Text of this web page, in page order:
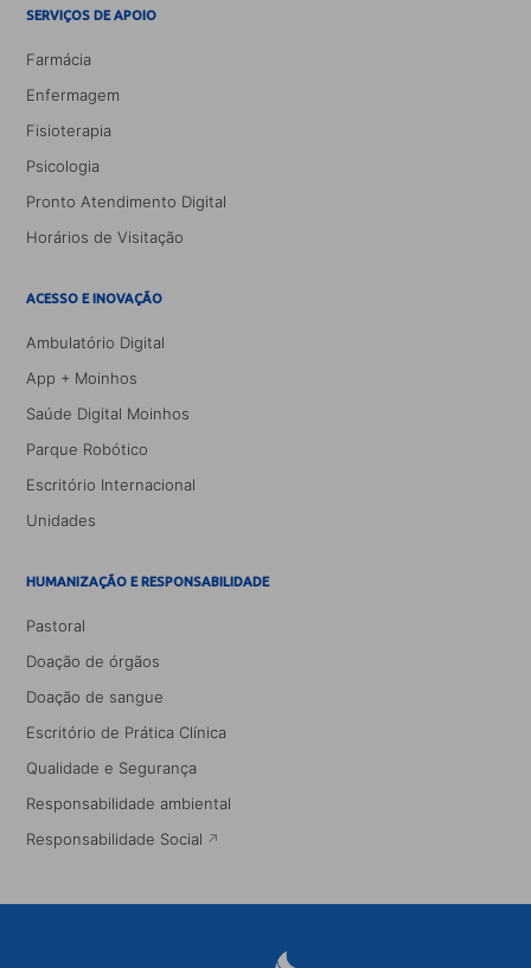
SERVIÇOS DE APOIO
Farmácia
Enfermagem
Fisioterapia
Psicologia
Pronto Atendimento Digital
Horários de Visitação
ACESSO E INOVAÇÃO
Ambulatório Digital
App + Moinhos
Saúde Digital Moinhos
Parque Robótico
Escritório Internacional
Unidades
HUMANIZAÇÃO E RESPONSABILIDADE
Pastoral
Doação de órgãos
Doação de sangue
Escritório de Prática Clínica
Qualidade e Segurança
Responsabilidade ambiental
Responsabilidade Social